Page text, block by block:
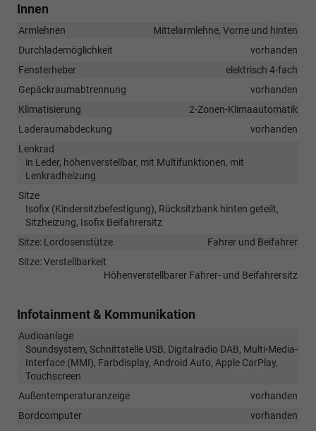
Innen
Armlehnen
Mittelarmlehne, Vorne und hinten
Durchlademöglichkeit
vorhanden
Fensterheber
elektrisch 4-fach
Gepäckraumabtrennung
vorhanden
Klimatisierung
2-Zonen-Klimaautomatik
Laderaumabdeckung
vorhanden
Lenkrad
in Leder, höhenverstellbar, mit Multifunktionen, mit
Lenkradheizung
Sitze
Isofix (Kindersitzbefestigung), Rücksitzbank hinten geteilt,
Sitzheizung, Isofix Beifahrersitz
Sitze: Lordosenstütze
Fahrer und Beifahrer
Sitze: Verstellbarkeit
Höhenverstellbarer Fahrer- und Beifahrersitz
Infotainment & Kommunikation
Audioanlage
Soundsystem, Schnittstelle USB, Digitalradio DAB, Multi-Media-
Interface (MMI), Farbdisplay, Android Auto, Apple CarPlay,
Touchscreen
Außentemperaturanzeige
vorhanden
Bordcomputer
vorhanden